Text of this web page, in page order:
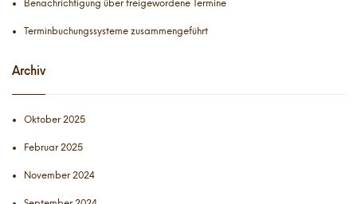
Benachrichtigung über freigewordene Termine
Terminbuchungssysteme zusammengeführt
Archiv
Oktober 2025
Februar 2025
November 2024